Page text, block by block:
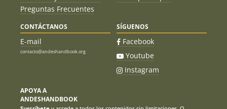
Preguntas Frecuentes
CONTÁCTANOS
E-mail
contacto@andeshandbook.org
SÍGUENOS
Facebook
Youtube
Instagram
APOYA A
ANDESHANDBOOK